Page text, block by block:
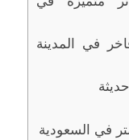
في المدينة
في السعودية